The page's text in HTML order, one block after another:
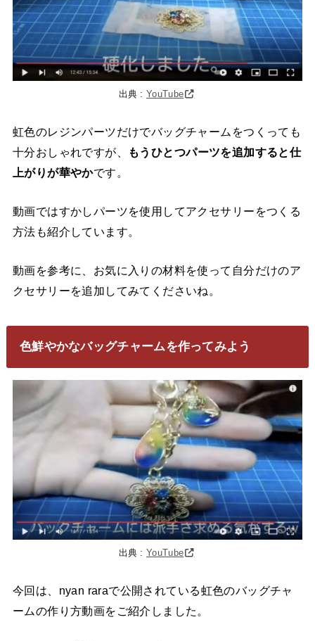
出典 :YouTube
虹色のレジンパーツだけでバッグチャームをつくっても
十分おしゃれですが、
もうひとつパーツを追加すると仕
上がりが華やかです。
動画ではすかしパーツを使用してアクセサリーをつくる
方法も紹介しています。
動画を参考に、お気に入りの材料を使って自分だけのア
クセサリーを追加してみてくださいね。
色鮮やかなバッグチャームを作ってみよう
出典 :YouTube
今回は、nyan raraで公開されている虹色のバッグチャ
ームの作り方動画をご紹介しました。